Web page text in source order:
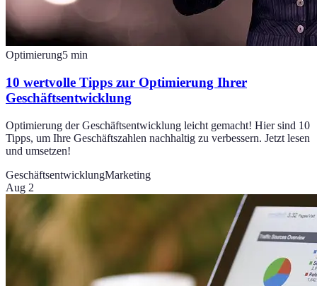
Optimierung5 min
10 wertvolle Tipps zur Optimierung Ihrer
Geschäftsentwicklung
Optimierung der Geschäftsentwicklung leicht gemacht! Hier sind 10
Tipps, um Ihre Geschäftszahlen nachhaltig zu verbessern. Jetzt lesen
und umsetzen!
GeschäftsentwicklungMarketing
Aug 2